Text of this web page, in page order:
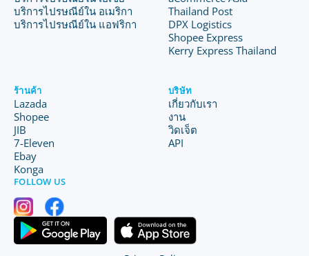
บริการไปรษณีย์ใน อเมริกา
บริการไปรษณีย์ใน แอฟริกา
Thailand Post
DPX Logistics
Shopee Express
Kerry Express Thailand
ร้านค้า
Lazada
Shopee
JIB
7-Eleven
Ebay
Konga
บริษัท
เกี่ยวกับเรา
งาน
วิดเจ็ต
API
FOLLOW US